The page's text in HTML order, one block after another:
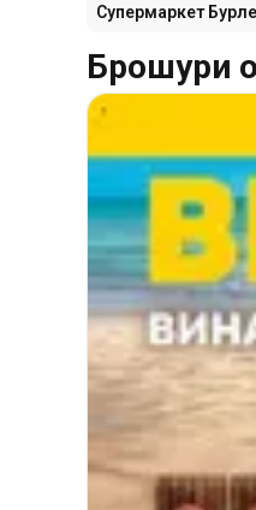
Супермаркет
Брошури